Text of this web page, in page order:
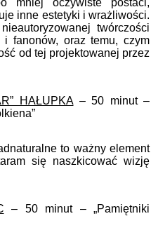
inne estetyki i wrażliwości.
twórczości
fanonów, oraz temu, czym
od tej projektowanej przez
HAŁUPKA– 50 minut –
to ważny element
się naszkicować wizję
– 50 minut – „Pamiętniki